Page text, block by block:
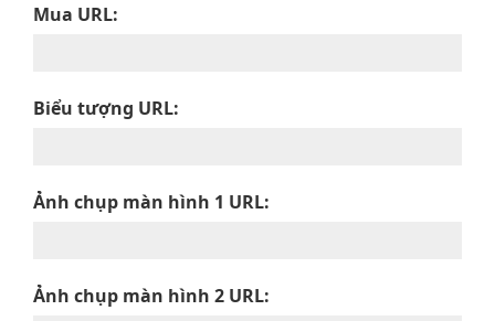
Mua URL:
Biểu tượng URL:
Ảnh chụp màn hình 1 URL:
Ảnh chụp màn hình 2 URL: